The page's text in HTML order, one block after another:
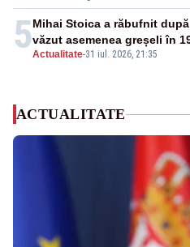
5Actualitate-31 iul. 2026, 21:35
Mihai Stoica a răbufnit
văzut asemenea greșeli în
ACTUALITATE